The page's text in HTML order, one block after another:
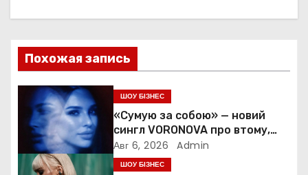
а
ц
и
я
п
о
Похожая запись
ШОУ БІЗНЕС
«Сумую за собою» — новий
сингл VORONOVA про втому,
силу та повернення до себе
Авг 6, 2026 Admin
ШОУ БІЗНЕС